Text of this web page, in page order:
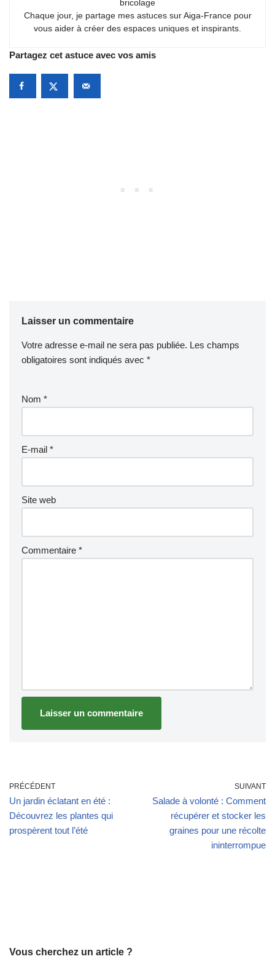
bricolage
Chaque jour, je partage mes astuces sur Aiga-France pour
vous aider à créer des espaces uniques et inspirants.
Partagez cet astuce avec vos amis
Laisser un commentaire
Votre adresse e-mail ne sera pas publiée. Les champs
obligatoires sont indiqués avec *
Nom *
E-mail *
Site web
Commentaire *
PRÉCÉDENT
Un jardin éclatant en été :
Découvrez les plantes qui
prospèrent tout l’été
SUIVANT
Salade à volonté : Comment
récupérer et stocker les
graines pour une récolte
ininterrompue
Vous cherchez un article ?